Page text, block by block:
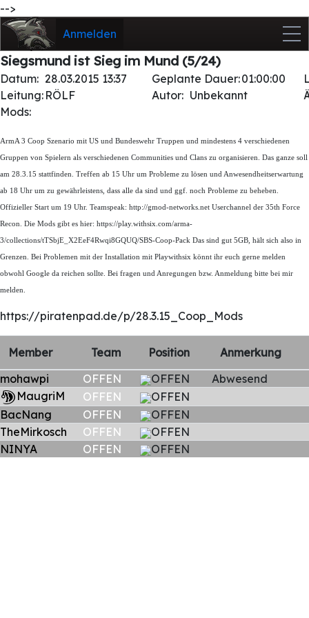
-->
Anmelden
Siegsmund ist Sieg im Mund (5/24)
Datum: 28.03.2015 13:37 Geplante Dauer:01:00:00
Leitung: RÖLF Autor: Unbekannt
Mods:
ArmA 3 Coop Szenario mit US und Bundeswehr Truppen und mindestens 4 verschiedenen
Gruppen von Spielern als verschiedenen Communities und Clans zu organisieren. Das ganze soll
am 28.3.15 stattfinden. Treffen ab 15 Uhr um Probleme zu lösen und Anwesendheitserwartung
ab 18 Uhr um zu gewährleistens, dass alle da sind und ggf. noch Probleme zu beheben.
Offizieller Start um 19 Uhr. Teamspeak: http://gmod-networks.net Userchannel der 35th Force
Recon. Die Mods gibt es hier: https://play.withsix.com/arma-
3/collections/tTSbjE_X2EeF4Rwqi8GQUQ/SBS-Coop-Pack Das sind gut 5GB, hält sich also in
Grenzen. Bei Problemen mit der Installation mit Playwithsix könnt ihr euch gerne melden
obwohl Google da reichen sollte. Bei fragen und Anregungen bzw. Anmeldung bitte bei mir
melden.
https://piratenpad.de/p/28.3.15_Coop_Mods
Member Team Position
Anmerkung
mohawpi
OFFEN OFFEN
Abwesend
MaugriM
OFFEN
OFFEN
BacNang
OFFEN
OFFEN
TheMirkosch
OFFEN
OFFEN
NINYA
OFFEN OFFEN